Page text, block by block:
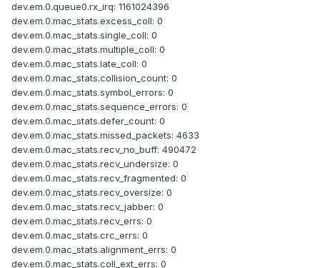
dev.em.0.queue0.rx_irq: 1161024396
dev.em.0.mac_stats.excess_coll: 0
dev.em.0.mac_stats.single_coll: 0
dev.em.0.mac_stats.multiple_coll: 0
dev.em.0.mac_stats.late_coll: 0
dev.em.0.mac_stats.collision_count: 0
dev.em.0.mac_stats.symbol_errors: 0
dev.em.0.mac_stats.sequence_errors: 0
dev.em.0.mac_stats.defer_count: 0
dev.em.0.mac_stats.missed_packets: 4633
dev.em.0.mac_stats.recv_no_buff: 490472
dev.em.0.mac_stats.recv_undersize: 0
dev.em.0.mac_stats.recv_fragmented: 0
dev.em.0.mac_stats.recv_oversize: 0
dev.em.0.mac_stats.recv_jabber: 0
dev.em.0.mac_stats.recv_errs: 0
dev.em.0.mac_stats.crc_errs: 0
dev.em.0.mac_stats.alignment_errs: 0
dev.em.0.mac_stats.coll_ext_errs: 0